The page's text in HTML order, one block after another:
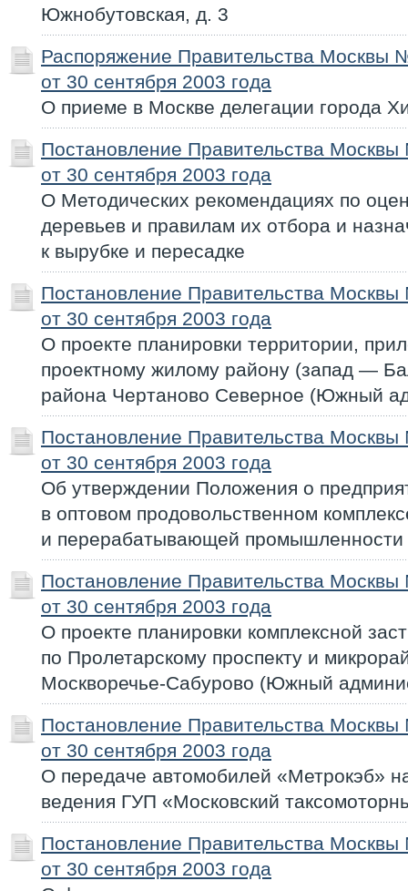
Южнобутовская, д. 3
Распоряжение Правительства Москвы
от 30 сентября 2003 года
О приеме в Москве делегации города
Постановление Правительства
от 30 сентября 2003 года
О Методических рекомендациях по
деревьев и правилам их отбора и
к вырубке и пересадке
Постановление Правительства
от 30 сентября 2003 года
О проекте планировки территории,
проектному жилому району (запад —
района Чертаново Северное (Южный
Постановление Правительства
от 30 сентября 2003 года
Об утверждении Положения о
в оптовом продовольственном
и перерабатывающей промышленности
Постановление Правительства
от 30 сентября 2003 года
О проекте планировки комплексной
по Пролетарскому проспекту и
Москворечье-Сабурово (Южный
Постановление Правительства
от 30 сентября 2003 года
О передаче автомобилей «Метрокэб»
ведения ГУП «Московский
Постановление Правительства
от 30 сентября 2003 года